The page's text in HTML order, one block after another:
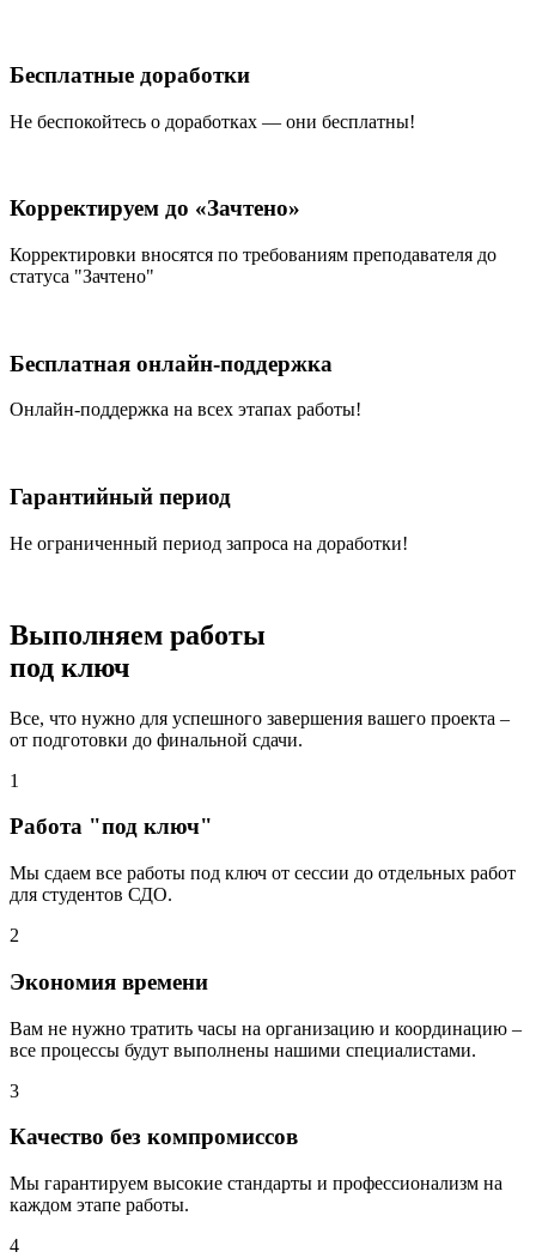
Бесплатные доработки
Не беспокойтесь о доработках — они бесплатны!
Корректируем до «Зачтено»
Корректировки вносятся по требованиям преподавателя до
статуса "Зачтено"
Бесплатная онлайн-поддержка
Онлайн-поддержка на всех этапах работы!
Гарантийный период
Не ограниченный период запроса на доработки!
Выполняем работы
под ключ
Все, что нужно для успешного завершения вашего проекта –
от подготовки до финальной сдачи.
1
Работа "под ключ"
Мы сдаем все работы под ключ от сессии до отдельных работ
для студентов СДО.
2
Экономия времени
Вам не нужно тратить часы на организацию и координацию –
все процессы будут выполнены нашими специалистами.
3
Качество без компромиссов
Мы гарантируем высокие стандарты и профессионализм на
каждом этапе работы.
4